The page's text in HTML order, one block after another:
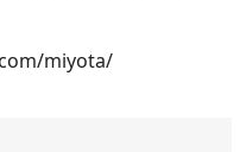
miyota/